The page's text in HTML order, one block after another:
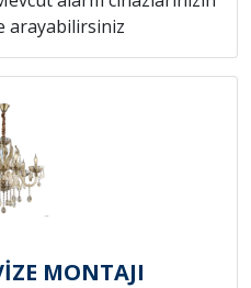
arayabilirsiniz
MONTAJI